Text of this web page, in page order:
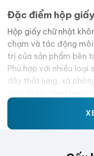
Đặc điểm hộp
Hộp giấy chữ nhật
chạm và tác động
trị của sản phẩm bên
Phù hợp với nhiều loại
dây thắt lưng, xà
để in thông tin và
tốt với khách hàng.